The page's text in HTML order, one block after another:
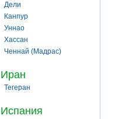
Дели
Канпур
Уннао
Хассан
Ченнай (Мадрас)
Иран
Тегеран
Испания